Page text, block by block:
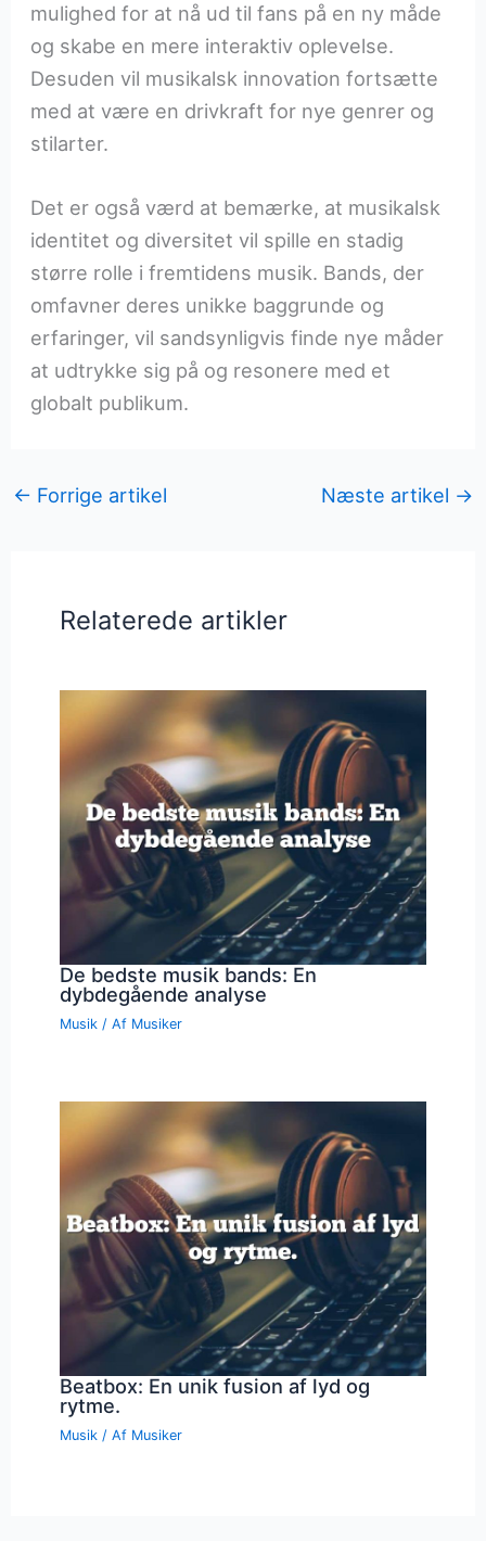
mulighed for at nå ud til fans på en ny måde
og skabe en mere interaktiv oplevelse.
Desuden vil musikalsk innovation fortsætte
med at være en drivkraft for nye genrer og
stilarter.
Det er også værd at bemærke, at musikalsk
identitet og diversitet vil spille en stadig
større rolle i fremtidens musik. Bands, der
omfavner deres unikke baggrunde og
erfaringer, vil sandsynligvis finde nye måder
at udtrykke sig på og resonere med et
globalt publikum.
← Forrige artikel Næste artikel →
Relaterede artikler
De bedste musik bands: En
dybdegående analyse
Musik / Af Musiker
Beatbox: En unik fusion af lyd og
rytme.
Musik / Af Musiker